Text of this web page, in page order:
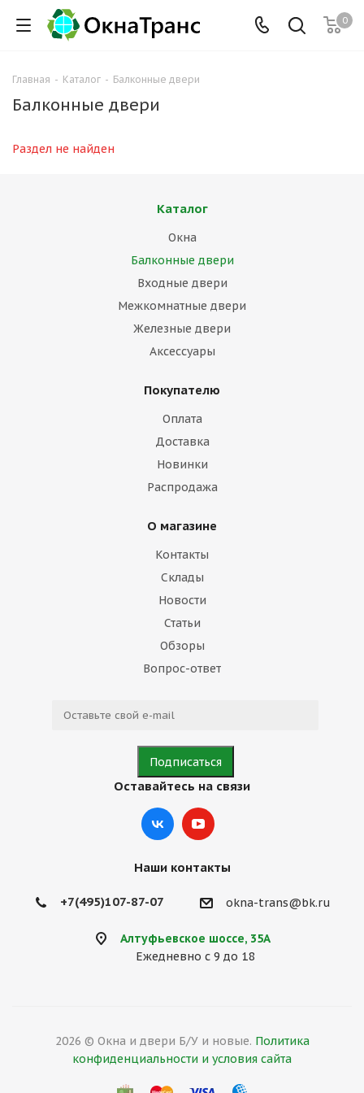
0
Главная - Каталог - Балконные двери
Балконные двери
Раздел не найден
Каталог
Окна
Балконные двери
Входные двери
Межкомнатные двери
Железные двери
Аксессуары
Покупателю
Оплата
Доставка
Новинки
Распродажа
О магазине
Контакты
Склады
Новости
Статьи
Обзоры
Вопрос-ответ
Оставайтесь на связи
Наши контакты
+7(495)107-87-07 okna-trans@bk.ru
Алтуфьевское шоссе, 35А
Ежедневно с 9 до 18
2026 © Окна и двери Б/У и новые. Политика
конфиденциальности и условия сайта